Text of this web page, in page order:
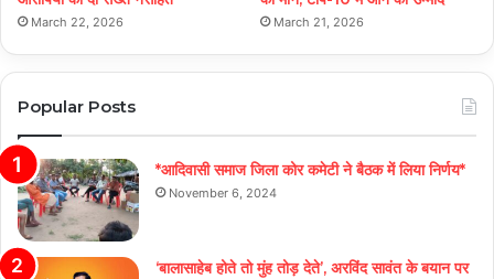
March 22, 2026 March 21, 2026
Popular Posts
*आदिवासी समाज जिला कोर कमेटी ने बैठक में लिया निर्णय*
November 6, 2024
‘बालासाहेब होते तो मुंह तोड़ देते’, अरविंद सावंत के बयान पर